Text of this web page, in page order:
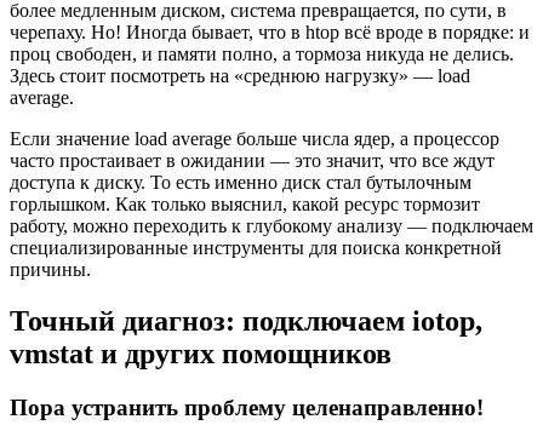
более медленным диском, система превращается, по сути, в
черепаху. Но! Иногда бывает, что в htop всё вроде в порядке: и
проц свободен, и памяти полно, а тормоза никуда не делись.
Здесь стоит посмотреть на «среднюю нагрузку» — load
average.
Если значение load average больше числа ядер, а процессор
часто простаивает в ожидании — это значит, что все ждут
доступа к диску. То есть именно диск стал бутылочным
горлышком. Как только выяснил, какой ресурс тормозит
работу, можно переходить к глубокому анализу — подключаем
специализированные инструменты для поиска конкретной
причины.
Точный диагноз: подключаем iotop,
vmstat и других помощников
Пора устранить проблему целенаправленно!